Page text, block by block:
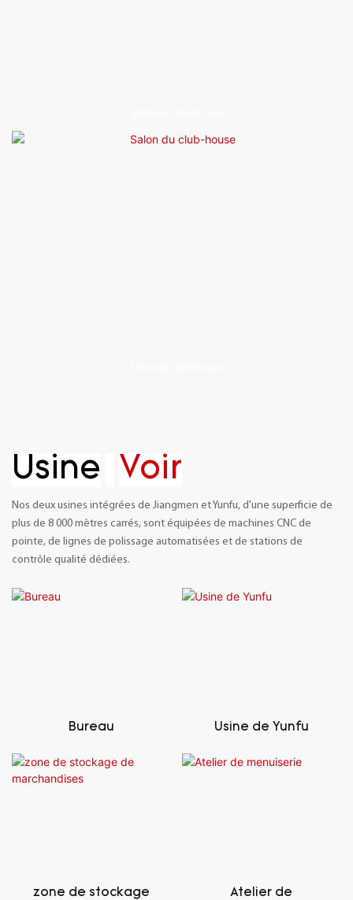
Usine Voir
Nos deux usines intégrées de Jiangmen et Yunfu, d'une superficie de
plus de 8 000 mètres carrés, sont équipées de machines CNC de
pointe, de lignes de polissage automatisées et de stations de
contrôle qualité dédiées.
Bureau Usine de Yunfu
zone de stockage
Atelier de